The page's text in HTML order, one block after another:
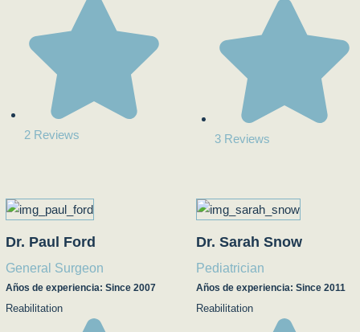
2 Reviews 3 Reviews
Dr. Paul Ford
General Surgeon
Años de experiencia: Since 2007
Reabilitation
Dr. Sarah Snow
Pediatrician
Años de experiencia: Since 2011
Reabilitation